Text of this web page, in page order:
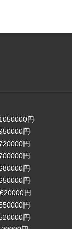
円
円
円
円
円
円
円
円
円